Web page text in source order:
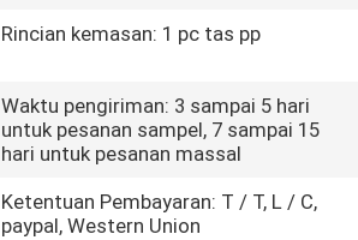
Rincian kemasan: 1 pc tas pp
Waktu pengiriman: 3 sampai 5 hari
untuk pesanan sampel, 7 sampai 15
hari untuk pesanan massal
Ketentuan Pembayaran: T / T, L / C,
paypal, Western Union